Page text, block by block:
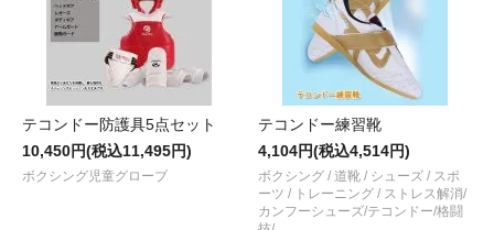
テコンドー防護具5点セット
10,450円(税込11,495円)
ボクシング児童グローブ
テコンドー練習靴
4,104円(税込4,514円)
ボクシング / 道靴 / シューズ / スポ
ーツ / トレーニング / ストレス解消/
カンフーシューズ/テコンドー/格闘